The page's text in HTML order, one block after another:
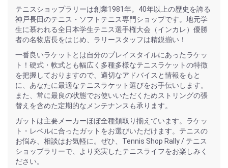
テニスショップラリーは創業1981年。40年以上の歴史を誇る
神戸長田のテニス・ソフトテニス専門ショップです。地元学
生に慕われる全日本学生テニス選手権大会（インカレ）優勝
者の名物店長をはじめ、ラリースタッフは精鋭揃い！
一番良いラケットとは自分のプレイスタイルにあったラケッ
ト！硬式・軟式とも幅広く多種多様なテニスラケットの特徴
を把握しておりますので、適切なアドバイスと情報をもと
に、あなたに最適なテニスラケット選びをお手伝いします。
また、常に最良の状態でお使いいただくためストリングの張
替えを含めた定期的なメンテナンスも承ります。
ガットは主要メーカーほぼ全種類取り揃えています。ラケッ
ト・レベルに合ったガットをお選びいただけます。テニスの
お悩み、相談はお気軽に。ぜひ、Tennis Shop Rally / テニス
ショップラリーで、より充実したテニスライフをお楽しみく
ださい。